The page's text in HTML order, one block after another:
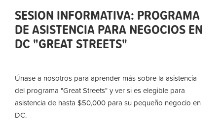
SESION INFORMATIVA: PROGRAMA
DE ASISTENCIA PARA NEGOCIOS EN
DC "GREAT STREETS"
Únase a nosotros para aprender más sobre la asistencia
del programa "Great Streets" y ver si es elegible para
asistencia de hasta $50,000 para su pequeño negocio en
DC.